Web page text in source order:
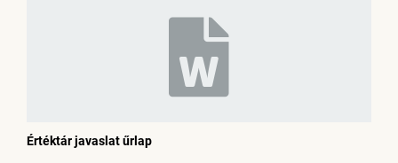
Értéktár javaslat űrlap